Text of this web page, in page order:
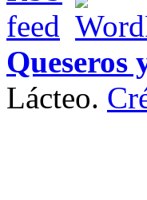
Queseros
Lácteo.